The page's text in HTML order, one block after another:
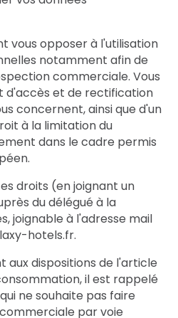
vous opposer à l'utilisation
notamment afin de
commerciale. Vous
d'accès et de rectification
concernent, ainsi que d'un
à la limitation du
dans le cadre permis
droits (en joignant un
du délégué à la
joignable à l'adresse mail
hotels.fr.
aux dispositions de l'article
il est rappelé
ne souhaite pas faire
par voie